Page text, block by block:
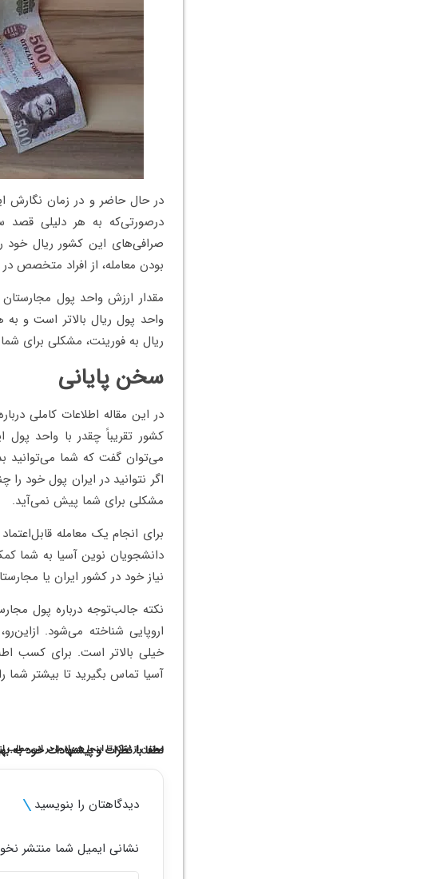
درصورتی‌که به هر دلیلی قصد
صرافی‌های این کشور ریال خود
بودن معامله، از افراد متخصص
مقدار ارزش واحد پول
واحد پول ریال بالاتر است و
ریال به فورینت، مشکلی برای
سخن پایانی
در این مقاله اطلاعات کاملی
کشور تقریباً چقدر با واحد پول
می‌توان گفت که شما می‌توانید
اگر نتوانید در ایران پول خود
مشکلی برای شما پیش نمی‌آید.
برای انجام یک معامله
دانشجویان نوین آسیا به شما
نیاز خود در کشور ایران یا
نکته جالب‌توجه درباره پول
اروپایی شناخته می‌شود.
خیلی بالاتر است. برای کسب
آسیا تماس بگیرید تا بیشتر شما
ممنون از اینکه تا اینجا همراه ما در این مطلب
لطفا با نظرات و پیشنهادات خود به
دیدگاهتان را بنویسید
نشانی ایمیل شما منتشر